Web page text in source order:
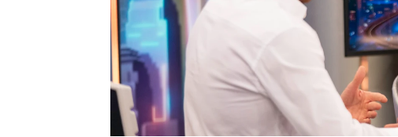
Durante su visita a El
demostrar su
de sus giras. El artista
gasolinera, decidió orinar en
Sin embargo, el plan no salió